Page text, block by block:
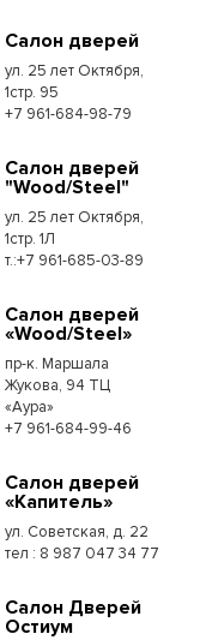
Салон дверей
ул. 25 лет Октября,
1стр. 95
+7 961-684-98-79
Салон дверей
"Wood/Steel"
ул. 25 лет Октября,
1стр. 1Л
т.:+7 961-685-03-89
Салон дверей
«Wood/Steel»
пр-к. Маршала
Жукова, 94 ТЦ
«Аура»
+7 961-684-99-46
Салон дверей
«Капитель»
ул. Советская, д. 22
тел : 8 987 047 34 77
Салон Дверей
Остиум